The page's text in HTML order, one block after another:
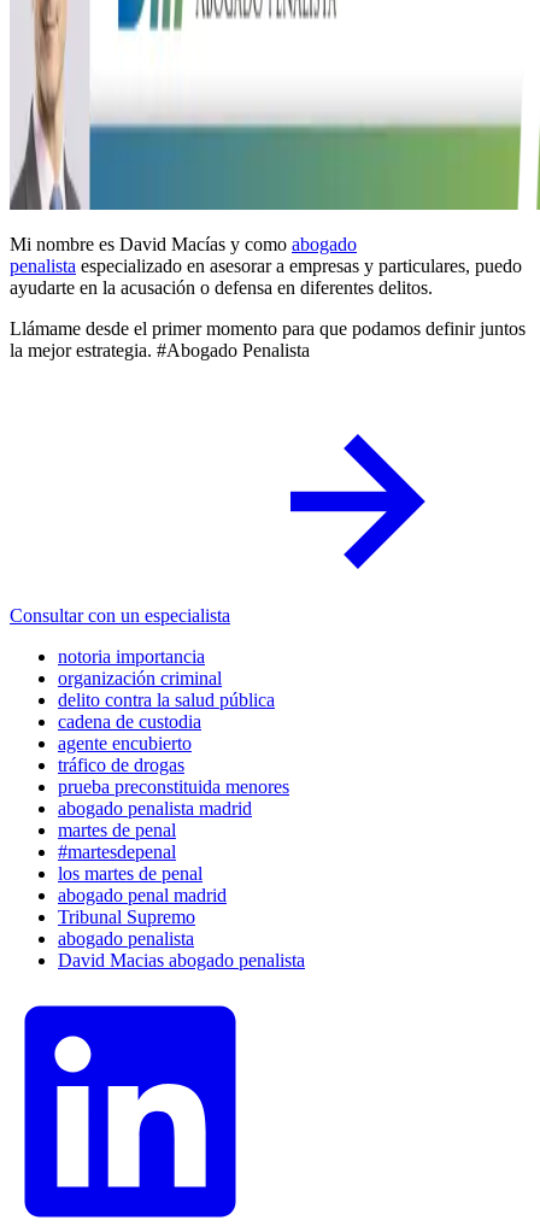
Mi nombre es David Macías y como abogado
penalista especializado en asesorar a empresas y particulares, puedo
ayudarte en la acusación o defensa en diferentes delitos.
Llámame desde el primer momento para que podamos definir juntos
la mejor estrategia. #Abogado Penalista
Consultar con un especialista
notoria importancia
organización criminal
delito contra la salud pública
cadena de custodia
agente encubierto
tráfico de drogas
prueba preconstituida menores
abogado penalista madrid
martes de penal
#martesdepenal
los martes de penal
abogado penal madrid
Tribunal Supremo
abogado penalista
David Macias abogado penalista